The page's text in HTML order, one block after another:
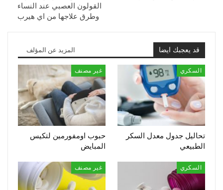
القولون العصبي عند النساء
وطرق علاجها من اي هيرب
قد يعجبك ايضا المزيد عن المؤلف
السكري
تحاليل جدول معدل السكر
الطبيعي
غير مصنف
حبوب اومفورمين لتكيس
المبايض
السكري غير مصنف